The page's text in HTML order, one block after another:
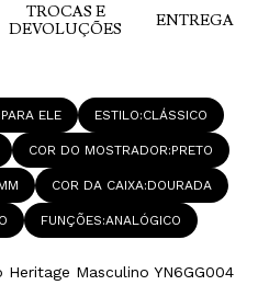
TROCAS E
DEVOLUÇÕES
ENTREGA
Masculino YN6GG004
PARA ELE ESTILO CLÁSSICO
COR DO MOSTRADOR PRETO
COR DA CAIXA DOURADA
FUNÇÕES ANALÓGICO